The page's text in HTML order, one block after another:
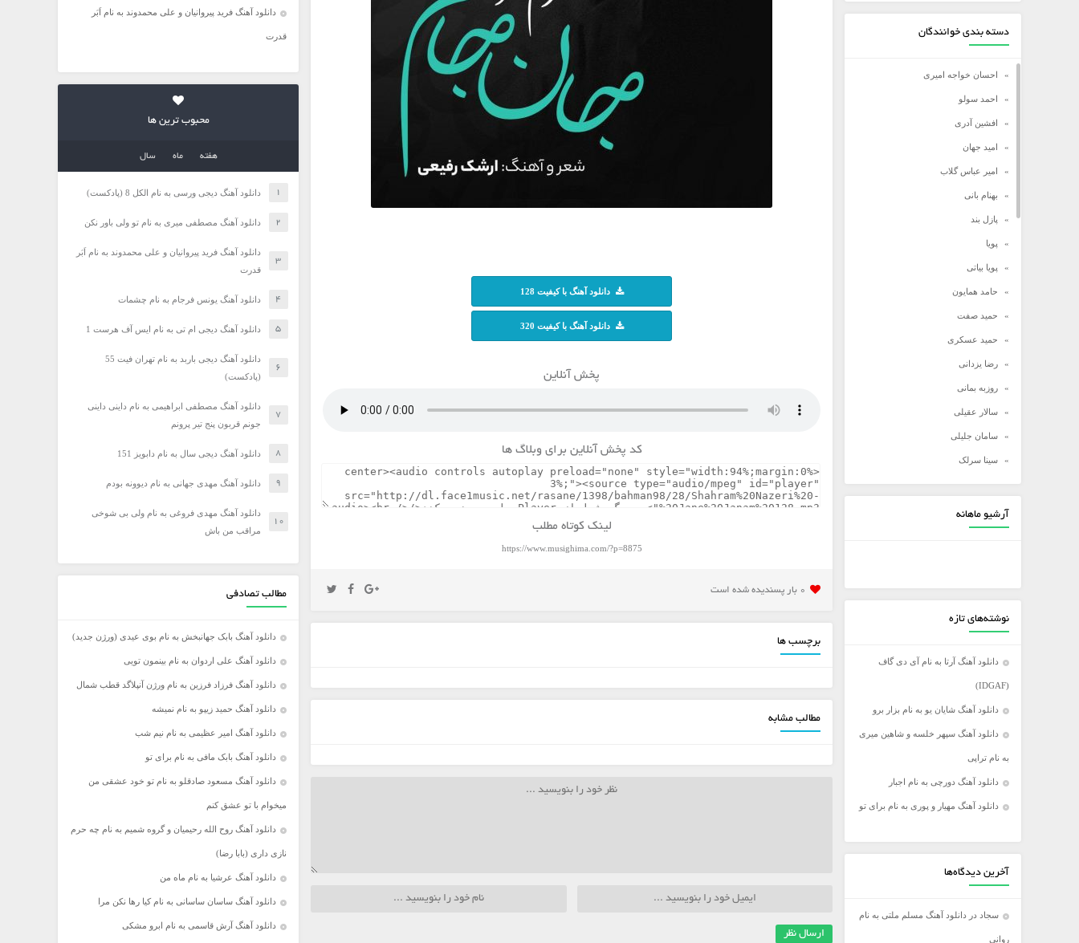
دسته بندی خوانندگان
احسان خواجه امیری
احمد سولو
افشین آدری
امید جهان
امیر عباس گلاب
بهنام بانی
پازل بند
پویا
پویا بیاتی
حامد همایون
حمید صفت
حمید عسکری
رضا یزدانی
روزبه بمانی
سالار عقیلی
سامان جلیلی
سینا سرلک
شادمهر عقیلی
مجید اخشابی
مجید خراطها
محسن چاووشی
آرشیو ماهانه
نوشته‌های تازه
دانلود آهنگ آرتا به نام آی دی گاف
(IDGAF)
دانلود آهنگ شایان یو به نام بزار برو
دانلود آهنگ سپهر خلسه و شاهین میری
به نام تراپی
دانلود آهنگ دورچی به نام اجبار
دانلود آهنگ مهیار و پوری به نام برای تو
آخرین دیدگاه‌ها
سجاد در دانلود آهنگ مسلم ملتی به نام
روانی
دانلود آهنگ با کیفیت 128
دانلود آهنگ با کیفیت 320
پخش آنلاین
کد پخش آنلاین برای وبلاگ ها
لینک کوتاه مطلب
https://www.musighima.com/?p=8875
0 بار پسنديده شده است
برچسب ها
مطالب مشابه
دانلود آهنگ فرید پیروانیان و علی محمدوند به نام اَبَر
قدرت
محبوب ترین ها
هفته ماه سال
دانلود آهنگ دیجی ورسی به نام الکل 8 (پادکست)
دانلود آهنگ مصطفی میری به نام تو ولی باور نکن
دانلود آهنگ فرید پیروانیان و علی محمدوند به نام اَبَر
قدرت
دانلود آهنگ یونس فرجام به نام چشمات
دانلود آهنگ دیجی ام تی به نام ایس آف هرست 1
دانلود آهنگ دیجی باربد به نام تهران فیت 55
(پادکست)
دانلود آهنگ مصطفی ابراهیمی به نام داینی داینی
جونم قربون پنج تیر پرونم
دانلود آهنگ دیجی سال به نام دابویز 151
دانلود آهنگ مهدی جهانی به نام دیوونه بودم
دانلود آهنگ مهدی فروغی به نام ولی بی شوخی
مراقب من باش
مطالب تصادفی
دانلود آهنگ بابک جهانبخش به نام بوی عیدی (ورژن جدید)
دانلود آهنگ علی اردوان به نام بینمون تویی
دانلود آهنگ فرزاد فرزین به نام ورژن آنپلاگد قطب شمال
دانلود آهنگ حمید زیپو به نام نمیشه
دانلود آهنگ امیر عظیمی به نام نیم شب
دانلود آهنگ بابک مافی به نام برای تو
دانلود آهنگ مسعود صادقلو به نام تو خود عشقی من
میخوام با تو عشق کنم
دانلود آهنگ روح الله رحیمیان و گروه شمیم به نام چه حرم
نازی داری (بابا رضا)
دانلود آهنگ عرشیا به نام ماه من
دانلود آهنگ ساسان ساسانی به نام کیا رها نکن مرا
دانلود آهنگ آرش قاسمی به نام ابرو مشکی